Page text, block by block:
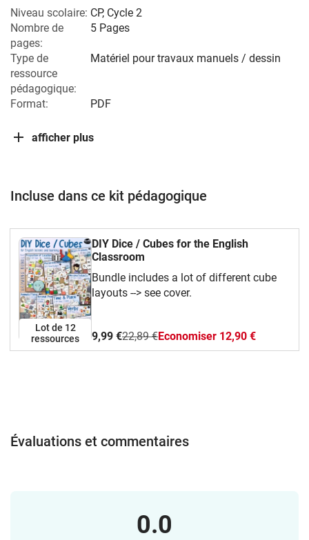
Niveau scolaire: CP, Cycle 2
Nombre de
pages:
5 Pages
Type de
ressource
pédagogique:
Matériel pour travaux manuels / dessin
Format: PDF
afficher plus
Incluse dans ce kit pédagogique
Lot de 12
ressources
DIY Dice / Cubes for the English
Classroom
Bundle includes a lot of different cube
layouts --> see cover.
9,99 €22,89 €Economiser 12,90 €
Évaluations et commentaires
0.0